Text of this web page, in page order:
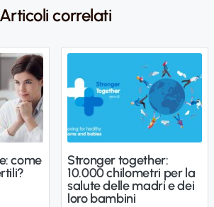
Articoli correlati
come
Stronger together:
10.000 chilometri per la
salute delle madri e dei
loro bambini